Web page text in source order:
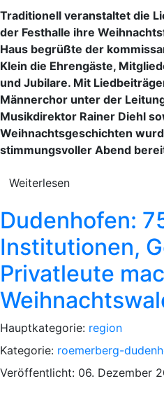
Traditionell veranstaltet die
der Festhalle ihre
Haus begrüßte der
Klein die Ehrengäste,
und Jubilare. Mit
Männerchor unter der
Musikdirektor Rainer Diehl
Weihnachtsgeschichten
stimmungsvoller Abend
Weiterlesen
Dudenhofen:
Institutionen,
Privatleute
Hauptkategorie: region
Kategorie: roemerberg-
Veröffentlicht: 06. Dezember